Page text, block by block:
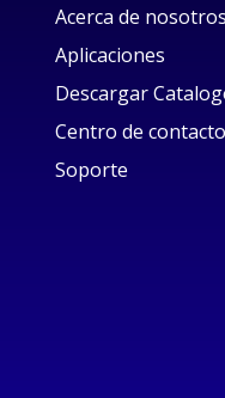
Acerca de nosotros
Aplicaciones
Descargar
Centro de contacto
Soporte